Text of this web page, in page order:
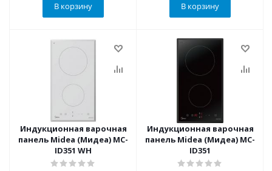
В корзину В корзину
Индукционная варочная
панель Midea (Мидеа) MC-
ID351 WH
Индукционная варочная
панель Midea (Мидеа) MC-
ID351